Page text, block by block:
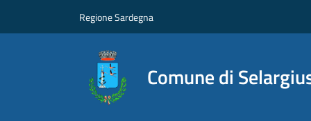
Regione Sardegna
Comune di